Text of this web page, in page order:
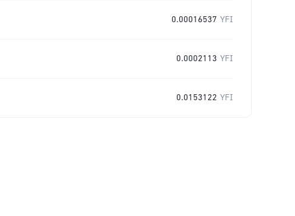
0.00016537 YFI
0.0002113 YFI
0.0153122 YFI